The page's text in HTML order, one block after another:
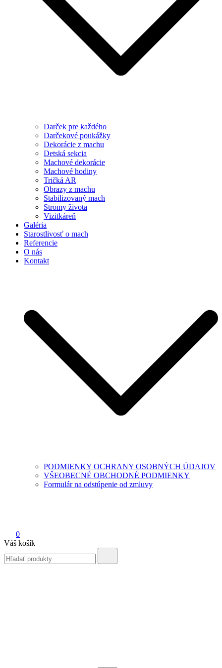
Darček pre každého
Darčekové poukážky
Dekorácie z machu
Detská sekcia
Machové dekorácie
Machové hodiny
Tričká AR
Obrazy z machu
Stabilizovaný mach
Stromy života
Vizitkáreň
Galéria
Starostlivosť o mach
Referencie
O nás
Kontakt
PODMIENKY OCHRANY OSOBNÝCH ÚDAJOV
VŠEOBECNÉ OBCHODNÉ PODMIENKY
Formulár na odstúpenie od zmluvy
0
Váš košík
for: